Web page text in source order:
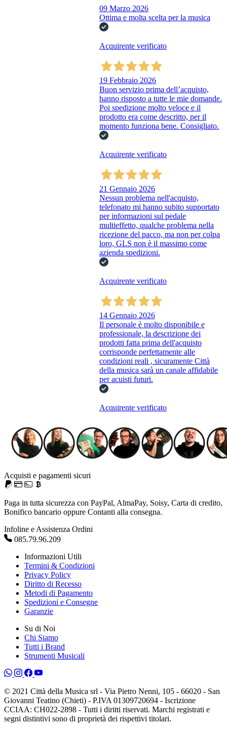
09 Marzo 2026
Ottima e molta scelta per la musica
Acquirente verificato
19 Febbraio 2026
Buon servizio prima dell’acquisto,
hanno risposto a tutte le mie domande.
Poi spedizione molto veloce e il
prodotto era come descritto, per il
momento funziona bene. Consigliato.
Acquirente verificato
21 Gennaio 2026
Nessun problema nell'acquisto,
telefonato mi hanno subito supportato
per informazioni sul pedale
multieffetto, qualche problema nella
ricezione del pacco, ma non per colpa
loro, GLS non è il massimo come
azienda spedizioni.
Acquirente verificato
14 Gennaio 2026
Il personale è molto disponibile e
professionale, la descrizione dei
prodotti fatta prima dell'acquisto
corrisponde perfettamente alle
condizioni reali , sicuramente Città
della musica sarà un canale affidabile
per acuisti futuri.
Acquirente verificato
Acquisti e pagamenti sicuri
Paga in tutta sicurezza con PayPal, AlmaPay, Soisy, Carta di credito,
Bonifico bancario oppure Contanti alla consegna.
Infoline e Assistenza Ordini
085.79.96.209
Informazioni Utili
Termini & Condizioni
Privacy Policy
Diritto di Recesso
Metodi di Pagamento
Spedizioni e Consegne
Garanzie
Su di Noi
Chi Siamo
Tutti i Brand
Strumenti Musicali
© 2021 Città della Musica srl - Via Pietro Nenni, 105 - 66020 - San
Giovanni Teatino (Chieti) - P.IVA 01309720694 - Iscrizione
CCIAA: CH022-2898 - Tutti i diritti riservati. Marchi registrati e
segni distintivi sono di proprietà dei rispettivi titolari.